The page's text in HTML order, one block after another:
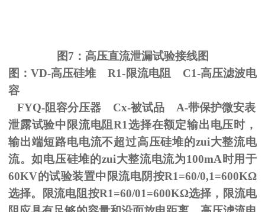
图7 ：高压直流泄漏试验接线图
图：VD-高压硅堆R1-限流电阻 C1-高压滤波电
容
FYQ-阻容分压器 Cx-被试品 A-带保护微安表
泄露试验中限流电阻R1选择在额定输出电压时，
输出端短路电电流不超过高压硅堆的zui大整流电
流。如电压硅堆的zui大整流电流为100mA 时用于
60KV的试验装置中限流电阴按R1=60/0,1=600KΩ
选择。限流电阻按R1=60/01=600KΩ选择，限流电